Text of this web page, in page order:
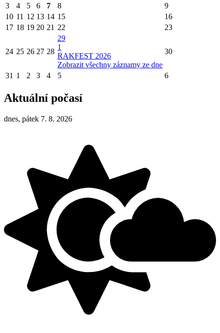
3 4 5 6 7 8
9
10 11 12 13 14 15
16
17 18 19 20 21 22 23
24 25 26 27 28
29
1
RAKFEST 2026
Zobrazit všechny záznamy ze dne
30
31 1 2 3 4 5 6
Aktuální počasí
dnes, pátek 7. 8. 2026